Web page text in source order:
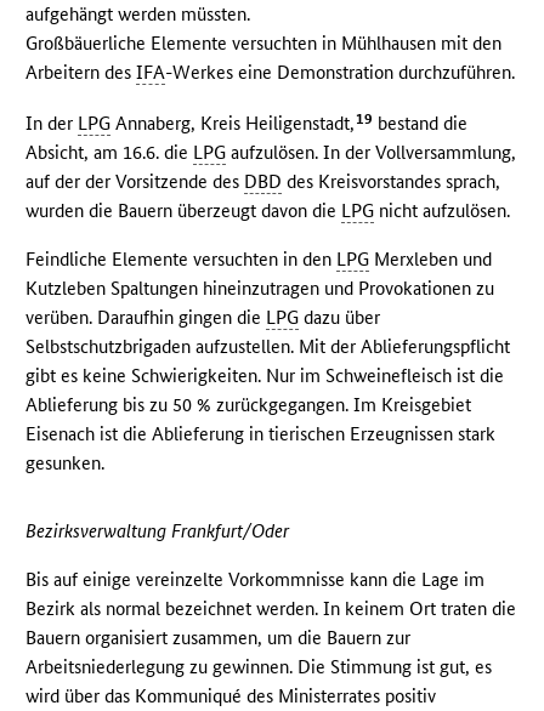
aufgehängt werden müssten.
Großbäuerliche Elemente versuchten in Mühlhausen mit den
Arbeitern desIFA-Werkes eine Demonstration durchzuführen.
In der LPG Annaberg, Kreis Heiligenstadt,19 bestand die
Absicht, am 16.6. die LPG aufzulösen. In der Vollversammlung,
auf der der Vorsitzende des DBD des Kreisvorstandes sprach,
wurden die Bauern überzeugt davon die LPG nicht aufzulösen.
Feindliche Elemente versuchten in den LPG Merxleben und
Kutzleben Spaltungen hineinzutragen und Provokationen zu
verüben. Daraufhin gingen die LPG dazu über
Selbstschutzbrigaden aufzustellen. Mit der Ablieferungspflicht
gibt es keine Schwierigkeiten. Nur im Schweinefleisch ist die
Ablieferung bis zu 50 % zurückgegangen. Im Kreisgebiet
Eisenach ist die Ablieferung in tierischen Erzeugnissen stark
gesunken.
Bezirksverwaltung Frankfurt/Oder
Bis auf einige vereinzelte Vorkommnisse kann die Lage im
Bezirk als normal bezeichnet werden. In keinem Ort traten die
Bauern organisiert zusammen, um die Bauern zur
Arbeitsniederlegung zu gewinnen. Die Stimmung ist gut, es
wird über das Kommuniqué des Ministerrates positiv